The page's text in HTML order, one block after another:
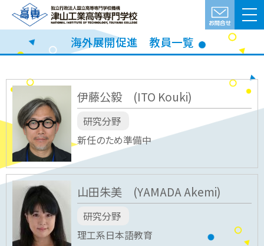
海外展開促進 教員一覧
伊藤公毅 (ITO Kouki)
研究分野
新任のため準備中
山田朱美 (YAMADA Akemi)
研究分野
理工系日本語教育